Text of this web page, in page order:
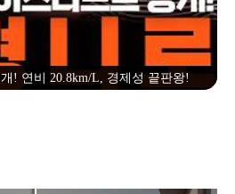
! 연비 20.8km/L, 경제성 끝판왕!